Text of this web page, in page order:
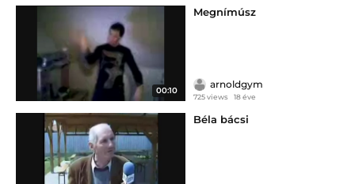
00:10
Megnímúsz
arnoldgym
725 views 18 éve
Béla bácsi